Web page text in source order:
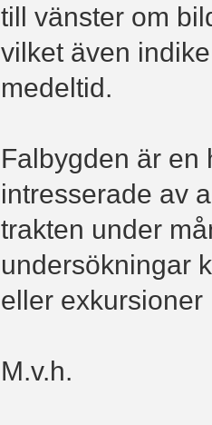
till vänster om
vilket även
medeltid.
Falbygden är en
intresserade av
trakten under
undersökningar
eller exkursioner
M.v.h.